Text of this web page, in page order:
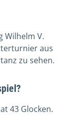
Wilhelm V.
aus
zu sehen.
43 Glocken.